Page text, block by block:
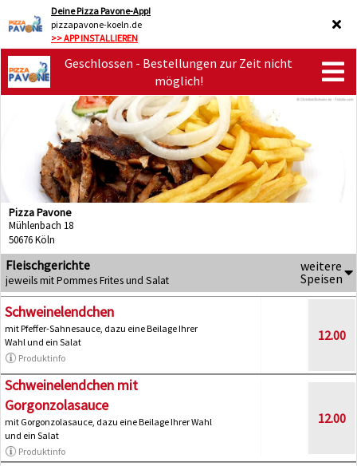
Deine Pizza Pavone-App!
pizzapavone-koeln.de
>> APP INSTALLIEREN
Geschlossen - Bestellungen zur Zeit nicht
möglich!
Pizza Pavone
Mühlenbach 18
50676 Köln
Fleischgerichte
jeweils mit Pommes Frites und Salat
weitere
Speisen
Schweinelendchen
mit Pfeffer-Sahnesauce, dazu eine Beilage Ihrer
Wahl und ein Salat
Produktinfo
12.00
Schweinelendchen mit
Gorgonzolasauce
mit Gorgonzolasauce, dazu eine Beilage Ihrer Wahl
und ein Salat
Produktinfo
12.00